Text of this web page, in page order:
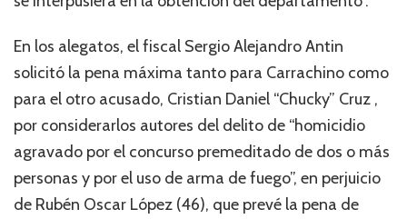
En los alegatos, el fiscal Sergio Alejandro Antin
solicitó la pena máxima tanto para Carrachino como
para el otro acusado, Cristian Daniel “Chucky” Cruz ,
por considerarlos autores del delito de “homicidio
agravado por el concurso premeditado de dos o más
personas y por el uso de arma de fuego”, en perjuicio
de Rubén Oscar López (46), que prevé la pena de